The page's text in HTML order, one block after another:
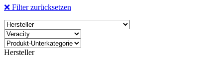
❌ Filter zurücksetzen
Hersteller